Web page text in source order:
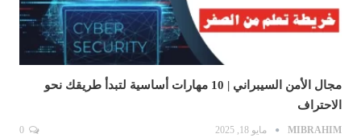
مجال الأمن السيبراني | 10 مهارات أساسية لتبدأ طريقك نحو
الاحتراف
MIBRAHIM مايو 18, 2025